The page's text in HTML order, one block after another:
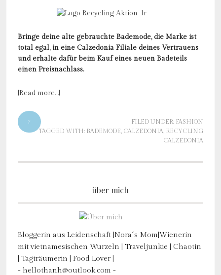
Bringe deine alte gebrauchte Bademode, die Marke ist
total egal, in eine Calzedonia Filiale deines Vertrauens
und erhalte dafür beim Kauf eines neuen Badeteils
einen Preisnachlass.
[Read more…]
7 FILED UNDER: FASHION
TAGGED WITH: BADEMODE, CALZEDONIA, RECYCLING
CALZEDONIA
über mich
Bloggerin aus Leidenschaft |Nora´s Mom|Wienerin
mit vietnamesischen Wurzeln | Traveljunkie | Chaotin
| Tagträumerin | Food Lover |
- hellothanh@outlook.com -